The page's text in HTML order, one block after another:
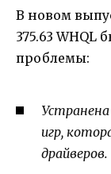
В новом
375.63
проблемы:
игр,
драйверов.